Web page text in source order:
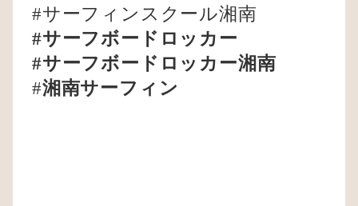
#サーフィンスクール湘南
#サーフボードロッカー
#サーフボードロッカー湘南
#湘南サーフィン